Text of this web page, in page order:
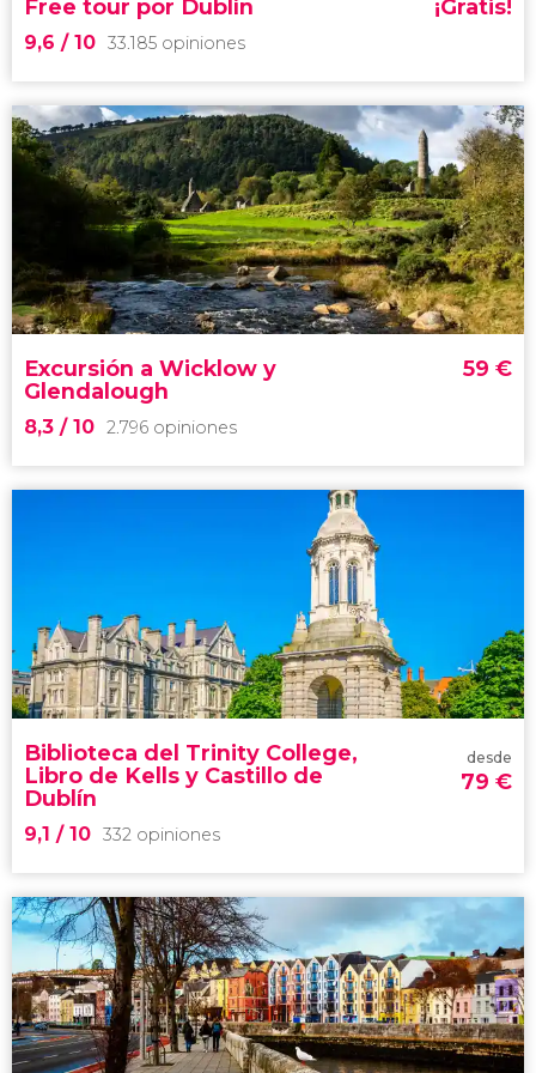
Free tour por Dublín
9,6 / 10 33.185 opiniones
¡Gratis!
9,6


33.185 opiniones
free tour por Dublín
comenzar a descubrir la capital de Irlanda
Excursión a Wicklow y
Glendalough
8,3 / 10 2.796 opiniones
59 €
Jardín de Irlanda
Wicklow y Glendalough
Biblioteca del Trinity College,
Libro de Kells y Castillo de
Dublín
9,1 / 10 332 opiniones
desde
79 €
9,1


332 opiniones
Libro de Kells